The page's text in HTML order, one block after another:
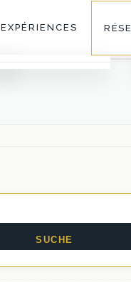
EXPÉRIENCES
Restaurants